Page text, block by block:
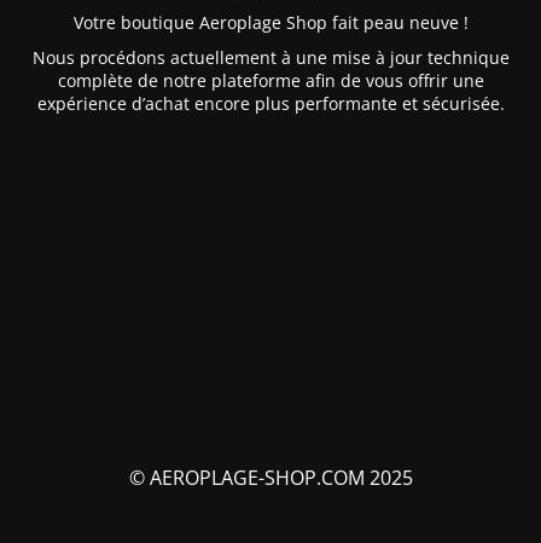
Votre boutique Aeroplage Shop fait peau neuve !
Nous procédons actuellement à une mise à jour technique
complète de notre plateforme afin de vous offrir une
expérience d’achat encore plus performante et sécurisée.
© AEROPLAGE-SHOP.COM 2025